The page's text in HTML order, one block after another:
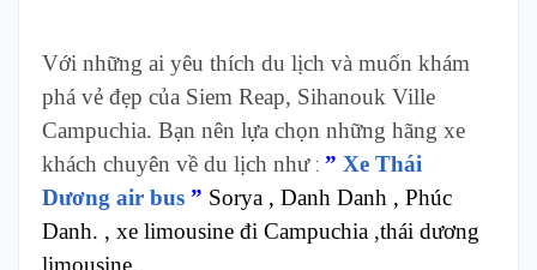
Với những ai yêu thích du lịch và muốn khám
phá vẻ đẹp của Siem Reap, Sihanouk Ville
Campuchia. Bạn nên lựa chọn những hãng xe
khách chuyên về du lịch như : ” Xe Thái
Dương air bus ” Sorya , Danh Danh , Phúc
Danh. , xe limousine đi Campuchia ,thái dương
limousine.